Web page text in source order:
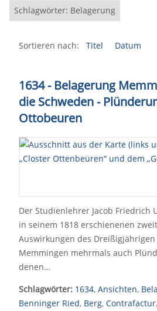
Schlagwörter: Belagerung
Sortieren nach: Titel Datum
1634 - Belagerung
die Schweden -
Ottobeuren
Der Studienlehrer Jacob Friedrich
in seinem 1818 erschienenen
Auswirkungen des
Memmingen mehrmals auch
denen…
Schlagwörter: 1634, Ansichten,
Benninger Ried, Berg, Contrafactur,